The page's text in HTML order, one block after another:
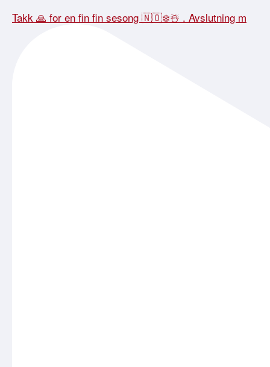
Takk 🙏 for en fin fin sesong 🇳🇴❄️☃️ . Avslutning m